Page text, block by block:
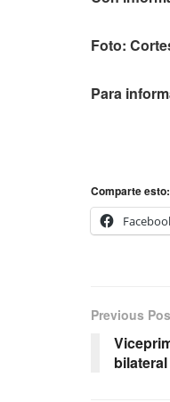
Foto:
Para
Comparte esto:
Previous
bilateral